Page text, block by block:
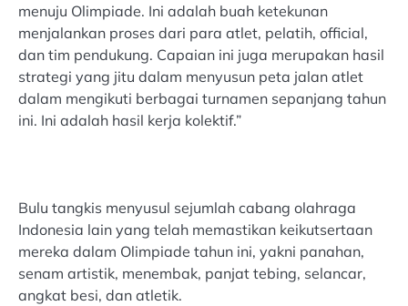
menuju Olimpiade. Ini adalah buah ketekunan
menjalankan proses dari para atlet, pelatih, official,
dan tim pendukung. Capaian ini juga merupakan hasil
strategi yang jitu dalam menyusun peta jalan atlet
dalam mengikuti berbagai turnamen sepanjang tahun
ini. Ini adalah hasil kerja kolektif.”
Bulu tangkis menyusul sejumlah cabang olahraga
Indonesia lain yang telah memastikan keikutsertaan
mereka dalam Olimpiade tahun ini, yakni panahan,
senam artistik, menembak, panjat tebing, selancar,
angkat besi, dan atletik.